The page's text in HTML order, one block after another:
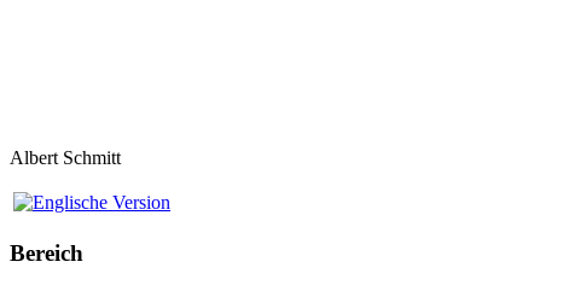
Albert Schmitt
Bereich